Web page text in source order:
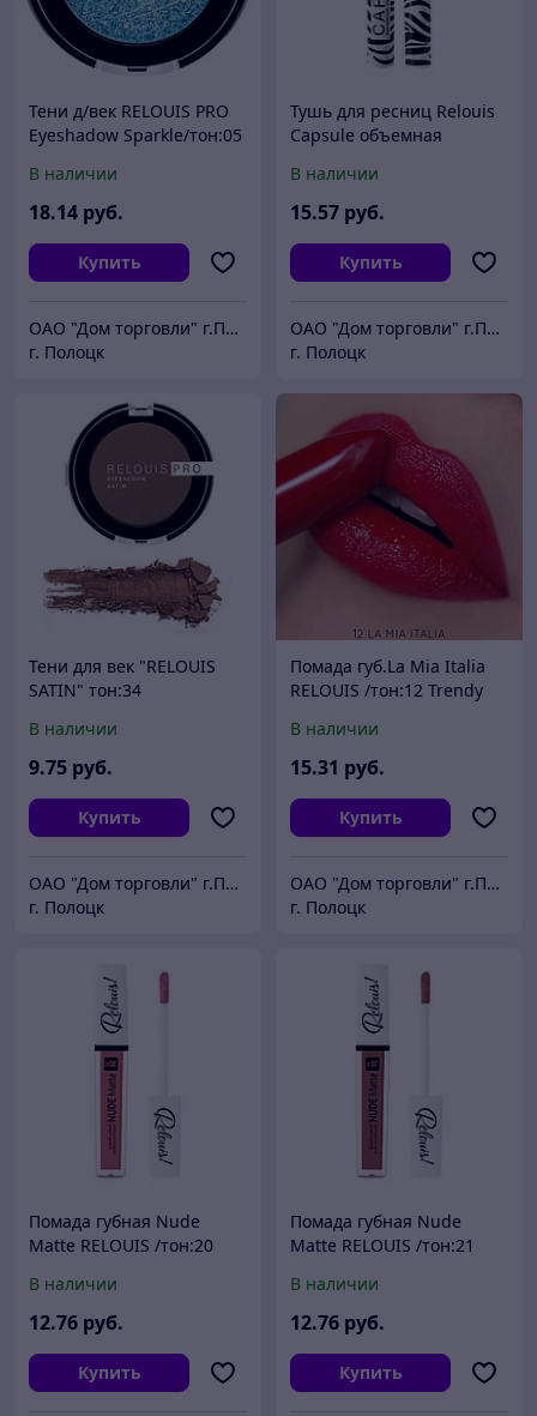
Тени д/век RELOUIS PRO
Eyeshadow Sparkle/тон:05
В наличии
18.14 руб.
Купить
ОАО "Дом торговли" г.Полоцк
г. Полоцк
Тушь для ресниц Relouis
Capsule объемная
РБ486-22
В наличии
15.57 руб.
Купить
ОАО "Дом торговли" г.Полоцк
г. Полоцк
Тени для век "RELOUIS
SATIN" тон:34
В наличии
9.75 руб.
Купить
ОАО "Дом торговли" г.Полоцк
г. Полоцк
Помада губ.La Mia Italia
RELOUIS /тон:12 Trendy
В наличии
15.31 руб.
Купить
ОАО "Дом торговли" г.Полоцк
г. Полоцк
Помада губная Nude
Matte RELOUIS /тон:20
В наличии
12.76 руб.
Купить
Помада губная Nude
Matte RELOUIS /тон:21
В наличии
12.76 руб.
Купить